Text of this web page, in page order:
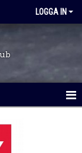
LOGGA IN